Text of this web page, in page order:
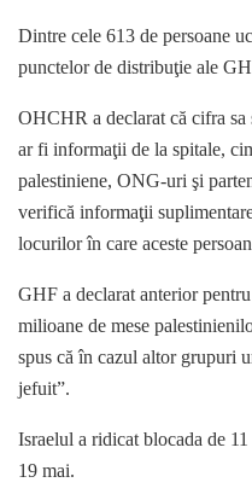
Dintre cele 613 de persoane
punctelor de distribuţie ale
OHCHR a declarat că cifra sa
ar fi informaţii de la spitale,
palestiniene, ONG-uri şi
verifică informaţii
locurilor în care aceste
GHF a declarat anterior
milioane de mese
spus că în cazul altor grupuri
jefuit”.
Israelul a ridicat blocada de
19 mai.